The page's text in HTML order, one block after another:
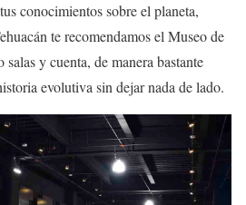
conocimientos sobre el planeta,
te recomendamos el Museo de
y cuenta, de manera bastante
evolutiva sin dejar nada de lado.